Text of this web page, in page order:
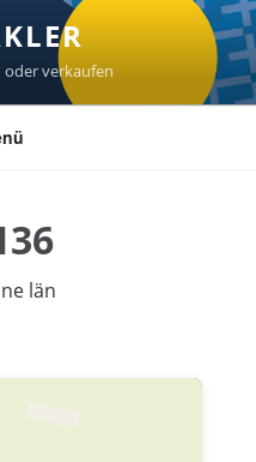
verkaufen
län